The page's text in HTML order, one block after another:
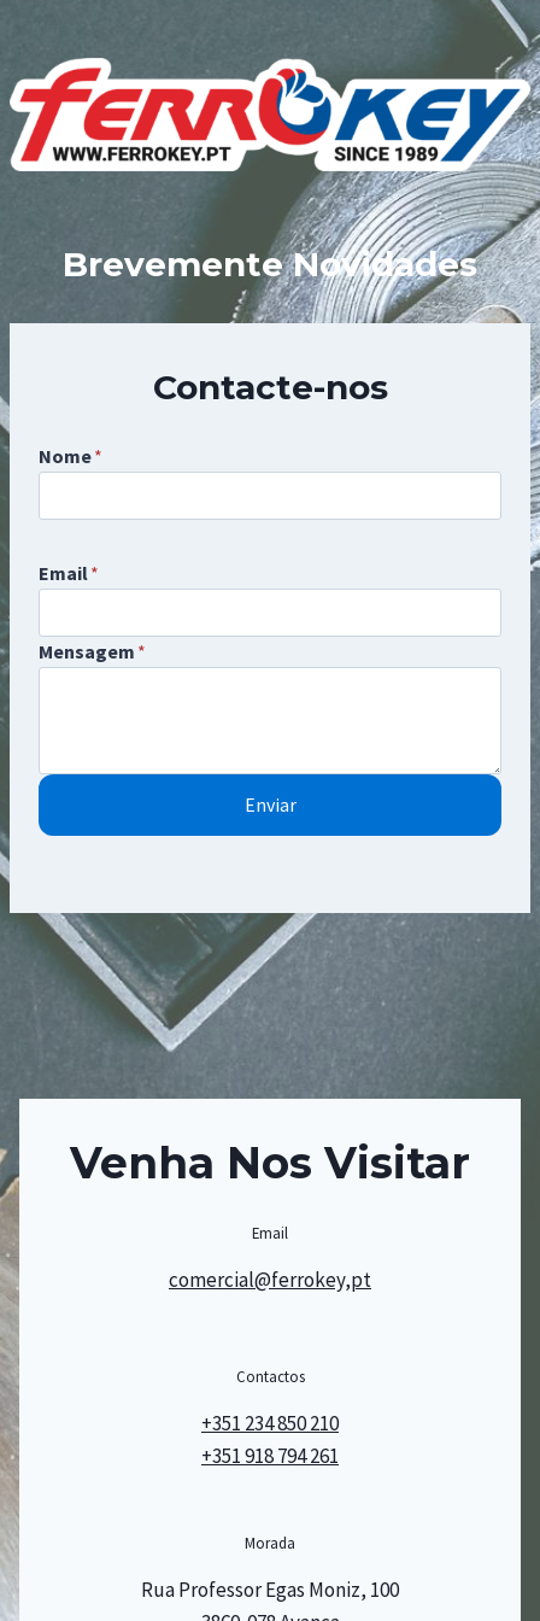
content
Brevemente Novidades
Contacte-nos
Nome*
Email*
Mensagem *
Enviar
Venha Nos Visitar
Email
comercial@ferrokey,pt
Contactos
+351 234 850 210
+351 918 794 261
Morada
Rua Professor Egas Moniz, 100